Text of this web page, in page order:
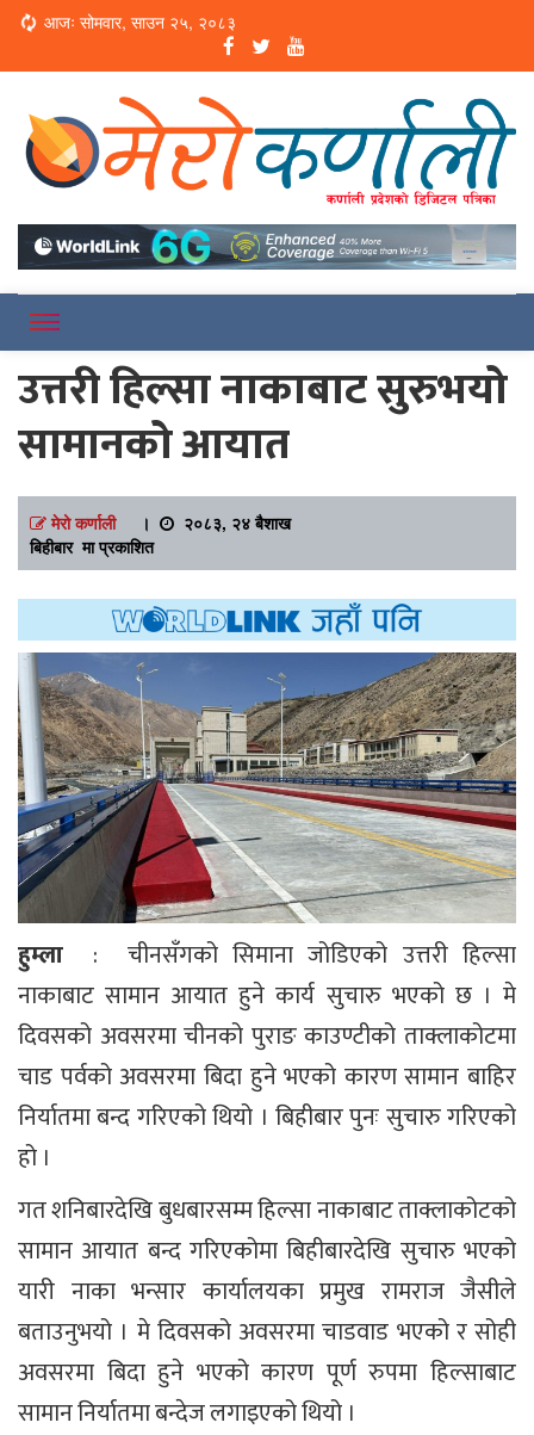
Loading...
आजः सोमवार, साउन २५, २०८३
Merokarnali
उत्तरी हिल्सा नाकाबाट सुरुभयो
सामानको आयात
मेरो कर्णाली।
२०८३, २४ बैशाख
बिहीबार मा प्रकाशित
हुम्ला : चीनसँगको सिमाना जोडिएको उत्तरी हिल्सा
नाकाबाट सामान आयात हुने कार्य सुचारु भएको छ । मे
दिवसको अवसरमा चीनको पुराङ काउण्टीको ताक्लाकोटमा
चाड पर्वको अवसरमा बिदा हुने भएको कारण सामान बाहिर
निर्यातमा बन्द गरिएको थियो । बिहीबार पुनः सुचारु गरिएको
हो ।
गत शनिबारदेखि बुधबारसम्म हिल्सा नाकाबाट ताक्लाकोटको
सामान आयात बन्द गरिएकोमा बिहीबारदेखि सुचारु भएको
यारी नाका भन्सार कार्यालयका प्रमुख रामराज जैसीले
बताउनुभयो । मे दिवसको अवसरमा चाडवाड भएको र सोही
अवसरमा बिदा हुने भएको कारण पूर्ण रुपमा हिल्साबाट
सामान निर्यातमा बन्देज लगाइएको थियो ।